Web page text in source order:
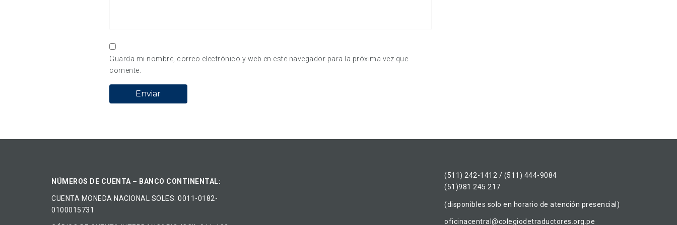
Guarda mi nombre, correo electrónico y web en este navegador para la próxima vez que
comente.
NÚMEROS DE CUENTA – BANCO CONTINENTAL:
CUENTA MONEDA NACIONAL​ ​SOLES​: 0011-0182-
0100015731
(511) 242-1412 / (511) 444-9084
(51)981 245 217
(disponibles solo en horario de atención presencial)
oficinacentral@colegiodetraductores.org.pe